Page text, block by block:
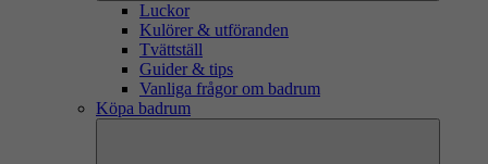
Luckor
Kulörer & utföranden
Tvättställ
Guider & tips
Vanliga frågor om badrum
Köpa badrum